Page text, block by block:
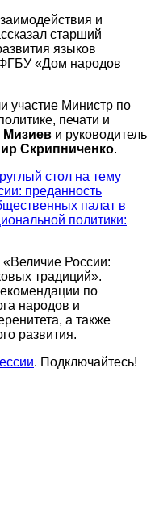
и
старший
языков
«Дом народов
участие Министр по
печати и
Мизиев и руководитель
Скрипниченко.
стол на тему
преданность
палат в
политики:
России:
традиций».
по
народов и
а также
развития.
. Подключайтесь!